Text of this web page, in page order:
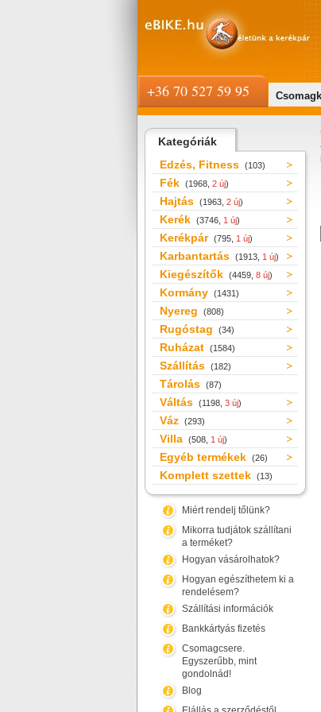
Kategóriák
Edzés, Fitness (103)
Fék (1968, 2 új)
Hajtás (1963, 2 új)
Kerék (3746, 1 új)
Kerékpár (795, 1 új)
Karbantartás (1913, 1 új)
Kiegészítők (4459, 8 új)
Kormány (1431)
Nyereg (808)
Rugóstag (34)
Ruházat (1584)
Szállítás (182)
Tárolás (87)
Váltás (1198, 3 új)
Váz (293)
Villa (508, 1 új)
Egyéb termékek (26)
Komplett szettek (13)
Miért rendelj tőlünk?
Mikorra tudjátok szállítani
a terméket?
Hogyan vásárolhatok?
Hogyan egészíthetem ki a
rendelésem?
Szállítási információk
Bankkártyás fizetés
Csomagcsere.
Egyszerűbb, mint
gondolnád!
Blog
+36 70 527 59 95